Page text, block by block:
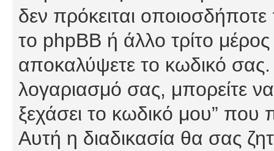
δεν πρόκειται
το phpBB ή άλλο τρίτο
αποκαλύψετε το κωδικό σας.
λογαριασμό σας, μπορείτε
ξεχάσει το κωδικό μου” που
Αυτή η διαδικασία θα σας